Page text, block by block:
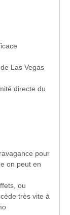
Las Vegas
directe du
pour
on peut en
ou
très vite à